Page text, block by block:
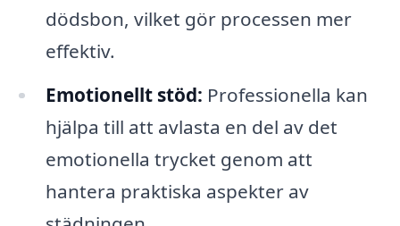
dödsbon, vilket gör processen mer
effektiv.
Emotionellt stöd: Professionella kan
hjälpa till att avlasta en del av det
emotionella trycket genom att
hantera praktiska aspekter av